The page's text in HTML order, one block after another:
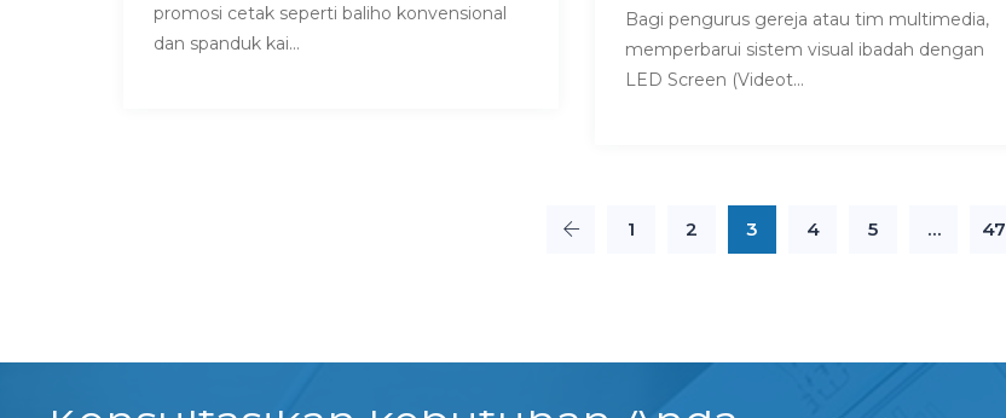
promosi cetak seperti baliho konvensional
dan spanduk kai...
Bagi pengurus gereja atau tim multimedia,
memperbarui sistem visual ibadah dengan
LED Screen (Videot...
1 2 3 4 5 … 47